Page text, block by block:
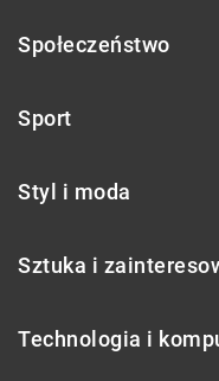
Społeczeństwo
Sport
Styl i moda
Sztuka i
Technologia i